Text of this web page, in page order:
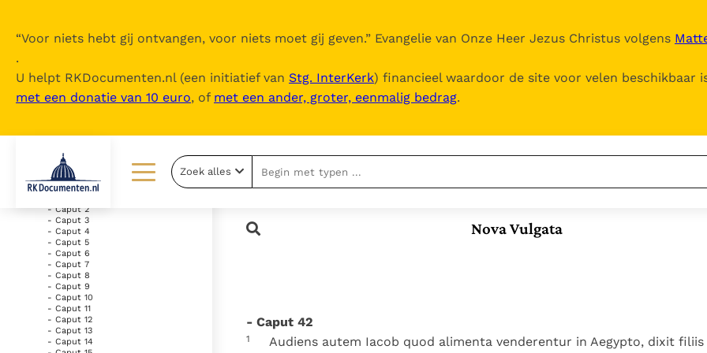
“Voor niets hebt gij ontvangen, voor niets moet gij geven.” Evangelie van Onze Heer Jezus Christus volgens
.
U helpt RKDocumenten.nl (een initiatief van Stg. InterKerk) financieel waardoor de site voor velen beschikbaar
met een donatie van 10 euro, of met een ander, groter, eenmalig bedrag.
Lezen
Documenten
Thema’s
Berichten
Over ons
Over RK Documenten
Nieuwsbrief
parel van Gods
Gods Koninkrijk
Paus naar Pavia om o.a. H.
autonomie
Wereldvoedselprogramma
Zoek alles
Nova Vulgata
uitklappen
- Vetus Testamentum
- Liber Genesis
- Caput 2
- Caput 3
- Caput 4
- Caput 5
- Caput 6
- Caput 7
- Caput 8
- Caput 9
- Caput 10
- Caput 11
- Caput 12
- Caput 13
- Caput 14
- Caput 42
1
Audiens autem Iacob quod alimenta venderentur in Aegypto, dixit filiis